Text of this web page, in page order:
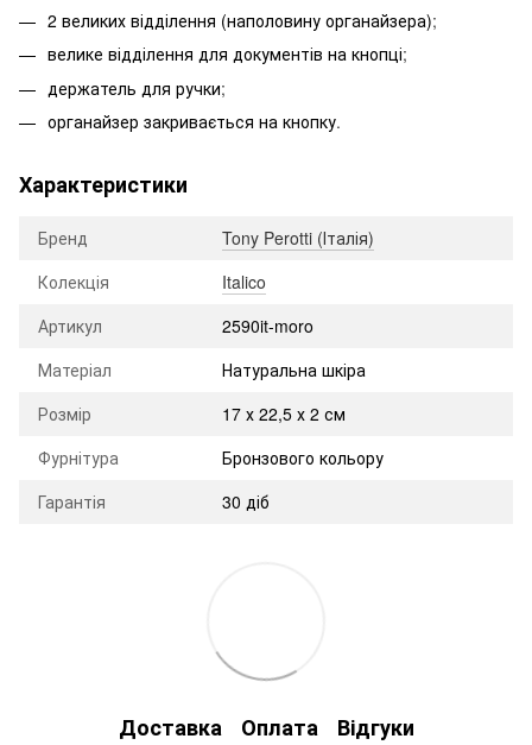
2 великих відділення (наполовину органайзера);
велике відділення для документів на кнопці;
держатель для ручки;
органайзер закривається на кнопку.
Характеристики
Бренд
Tony Perotti (Італія)
Колекція
Italico
Артикул
2590it-moro
Матеріал
Натуральна шкіра
Розмір
17 х 22,5 х 2 см
Фурнітура
Бронзового кольору
Гарантія
30 діб
Доставка Оплата Відгуки